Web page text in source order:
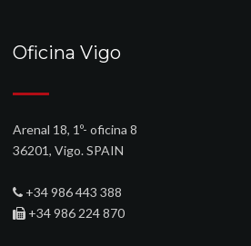
Oficina Vigo
Arenal 18, 1º- oficina 8
36201, Vigo. SPAIN
+34 986 443 388
+34 986 224 870